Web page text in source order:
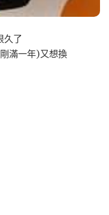
久了
滿一年)又想換